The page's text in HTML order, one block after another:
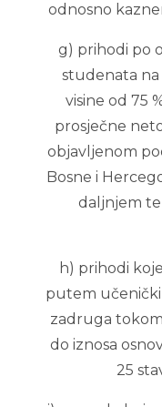
odnosno
g) prihodi po
studenata
visine od 75
prosječne
objavljenom
Bosne i
daljnjem
h) prihodi
putem
zadruga
do iznosa
25